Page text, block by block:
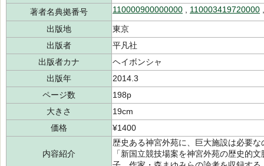
著者名典拠番号
110000900000000 110003419720000
出版地
東京
出版者
平凡社
出版者カナ
ヘイボンシャ
出版年
2014.3
ページ数
198p
大きさ
19cm
価格
¥1400
内容紹介
歴史ある神宮外苑に、巨大施設は必要
「新国立競技場案を神宮外苑の歴史的